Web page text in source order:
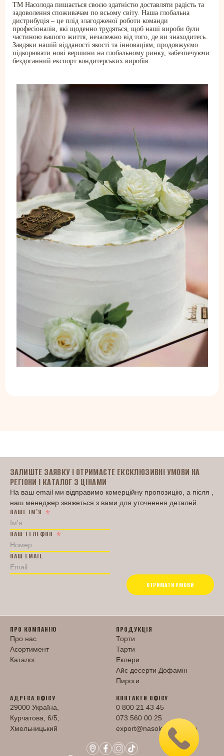
ТМ Насолода пишається своєю здатністю доставляти радість та
задоволення споживачам по всьому світу. Наша глобальна
дистрибуція – це плід злагодженої роботи команди
професіоналів, які щоденно трудяться, щоб наші вироби були
частиною вашого життя, незалежно від того, де ви знаходитесь.
Завдяки нашій відданості якості та інноваціям, продовжуємо
підкорювати нові вершини на глобальному ринку, забезпечуючи
бездоганний експорт кондитерських виробів.
ЗАЛИШТЕ ЗАЯВКУ І ОТРИМАЄТЕ ЕКСКЛЮЗИВНІ УМОВИ НА
РЕГІОНИ І КАТАЛОГ З ЦІНАМИ
На ваш email ми відправимо комерційну пропозицію, а після ,
наш менеджер звяжеться з вами для уточнення деталей.
ВАШЕ ІМ'Я
ВАШ ТЕЛЕФОН
ВАШ EMAIL
ОТРИМАТИ УМОВИ
ПРО КОМПАНІЮ
Про нас
Асортимент
Каталог
ПРОДУКЦІЯ
Торти
Тарти
Еклери
Айс десерти Дофамін
Пироги
АДРЕСА ОФІСУ
29000 Україна,
Курчатова, 6/5,
Хмельницький
КОНТАКТИ ОФІСУ
0 800 21 43 45
073 560 00 25
export@nasoloda.com.ua